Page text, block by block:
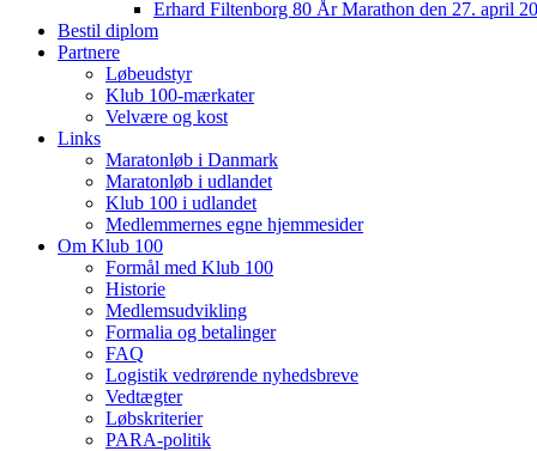
Erhard Filtenborg 80 År Marathon den 27. april
Bestil diplom
Partnere
Løbeudstyr
Klub 100-mærkater
Velvære og kost
Links
Maratonløb i Danmark
Maratonløb i udlandet
Klub 100 i udlandet
Medlemmernes egne hjemmesider
Om Klub 100
Formål med Klub 100
Historie
Medlemsudvikling
Formalia og betalinger
FAQ
Logistik vedrørende nyhedsbreve
Vedtægter
Løbskriterier
PARA-politik